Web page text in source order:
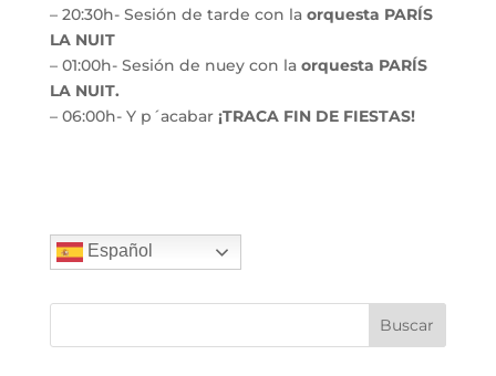
– 20:30h- Sesión de tarde con la orquesta PARÍS
LA NUIT
– 01:00h- Sesión de nuey con la orquesta PARÍS
LA NUIT.
– 06:00h- Y p´acabar ¡TRACA FIN DE FIESTAS!
Español